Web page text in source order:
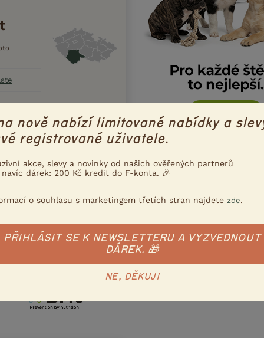
mi
nově nabízí limitované nabídky a
registrované uživatele.
akce, slevy a novinky od našich ověřených partnerů
navíc dárek: 200 Kč kredit do F-konta. 🎉
o souhlasu s marketingem třetích stran najdete zde.
PŘIHLÁSIT SE K NEWSLETTERU A VYZVEDNOUT
DÁREK. 🎁
NE, DĚKUJI